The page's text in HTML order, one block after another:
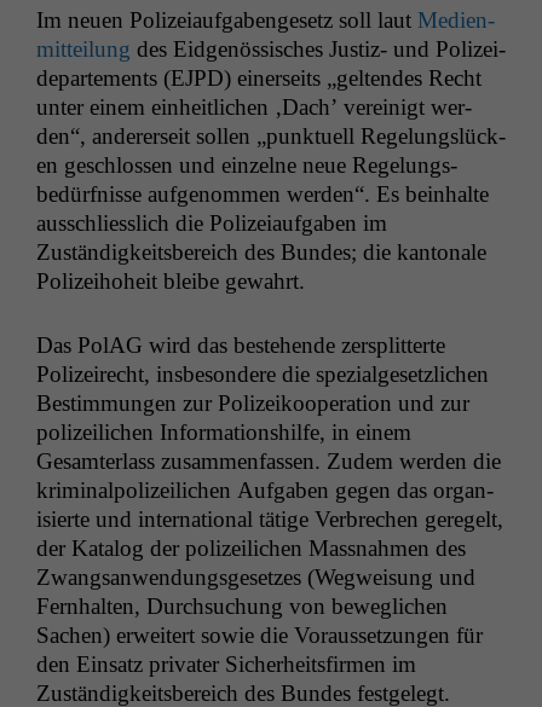
Im neuen Polizeiauf­gabenge­setz soll laut Medi­en­
mit­teilung des Eid­genös­sis­ches Jus­tiz- und Polizei­
de­parte­ments (EJPD) ein­er­seits „gel­tendes Recht
unter einem ein­heitlichen ‚Dach’ vere­inigt wer­
den“, ander­er­seit sollen „punk­tuell Regelungslück­
en geschlossen und einzelne neue Regelungs­
bedürfnisse aufgenom­men wer­den“. Es bein­halte
auss­chliesslich die Polizeiauf­gaben im
Zuständigkeits­bere­ich des Bun­des; die kan­tonale
Polizei­ho­heit bleibe gewahrt.
Das PolAG wird das beste­hende zer­split­terte
Polizeirecht, ins­beson­dere die spezialge­set­zlichen
Bes­tim­mungen zur Polizeiko­op­er­a­tion und zur
polizeilichen Infor­ma­tion­shil­fe, in einem
Gesamter­lass zusam­men­fassen. Zudem wer­den die
krim­i­nalpolizeilichen Auf­gaben gegen das organ­
isierte und inter­na­tion­al tätige Ver­brechen geregelt,
der Kat­a­log der polizeilichen Mass­nah­men des
Zwangsan­wen­dungs­ge­set­zes (Weg­weisung und
Fern­hal­ten, Durch­suchung von beweglichen
Sachen) erweit­ert sowie die Voraus­set­zun­gen für
den Ein­satz pri­vater Sicher­heits­fir­men im
Zuständigkeits­bere­ich des Bun­des festgelegt.